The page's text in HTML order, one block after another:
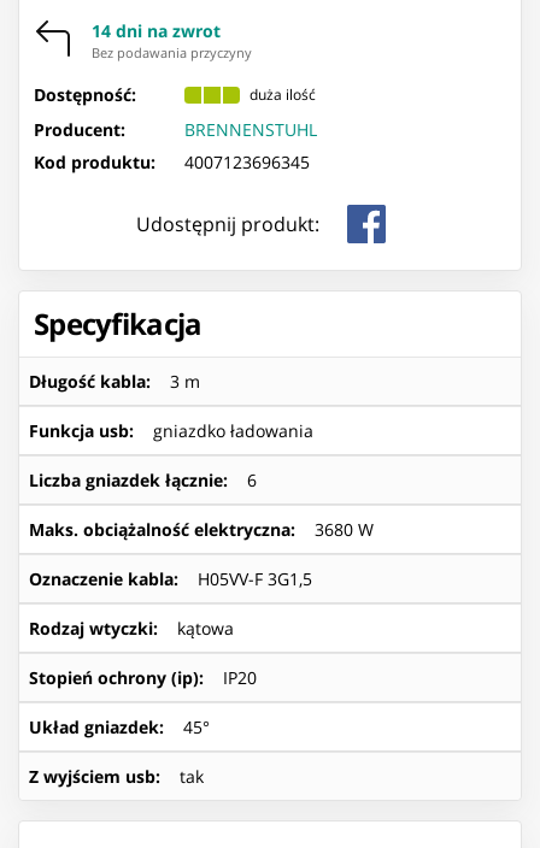
14 dni na zwrot
Bez podawania przyczyny
Dostępność: duża ilość
Producent:
BRENNENSTUHL
Kod produktu:
4007123696345
Udostępnij produkt:
Specyfikacja
Długość kabla: 3 m
Funkcja usb: gniazdko ładowania
Liczba gniazdek łącznie: 6
Maks. obciążalność elektryczna: 3680 W
Oznaczenie kabla: H05VV-F 3G1,5
Rodzaj wtyczki: kątowa
Stopień ochrony (ip): IP20
Układ gniazdek: 45°
Z wyjściem usb: tak